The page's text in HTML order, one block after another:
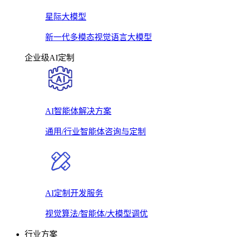
星际大模型
新一代多模态视觉语言大模型
企业级AI定制
AI智能体解决方案
通用/行业智能体咨询与定制
AI定制开发服务
视觉算法/智能体/大模型调优
行业方案